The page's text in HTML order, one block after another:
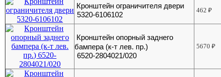
Кронштейн ограничителя двери
5320-6106102
462₽
Кронштейн опорный заднего
бампера (к-т лев. пр.)
6520-2804021/020
5670₽